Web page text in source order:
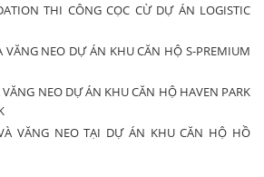
THI CÔNG CỌC CỪ DỰ ÁN LOGISTIC
VĂNG NEO DỰ ÁN KHU CĂN HỘ S-PREMIUM
NEO DỰ ÁN KHU CĂN HỘ HAVEN PARK
VĂNG NEO TẠI DỰ ÁN KHU CĂN HỘ HỒ